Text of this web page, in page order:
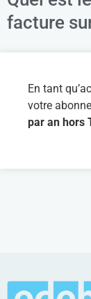
facture
En tant
votre
par an hors